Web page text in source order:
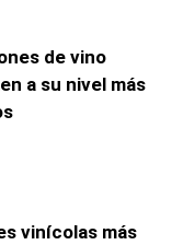
de vino
a su nivel más
vinícolas más